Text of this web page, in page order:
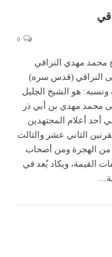
محمد مهدي النراقي
النراقي (قدس سره)
ونسبه: هو الشيخ الجليل
محمد مهدي بن أبي ذر
أحد أعلام المجتهدين
الثاني عشر والثالث
الهجرة ومن أصحاب
القيمة، ويكاد يُعد في